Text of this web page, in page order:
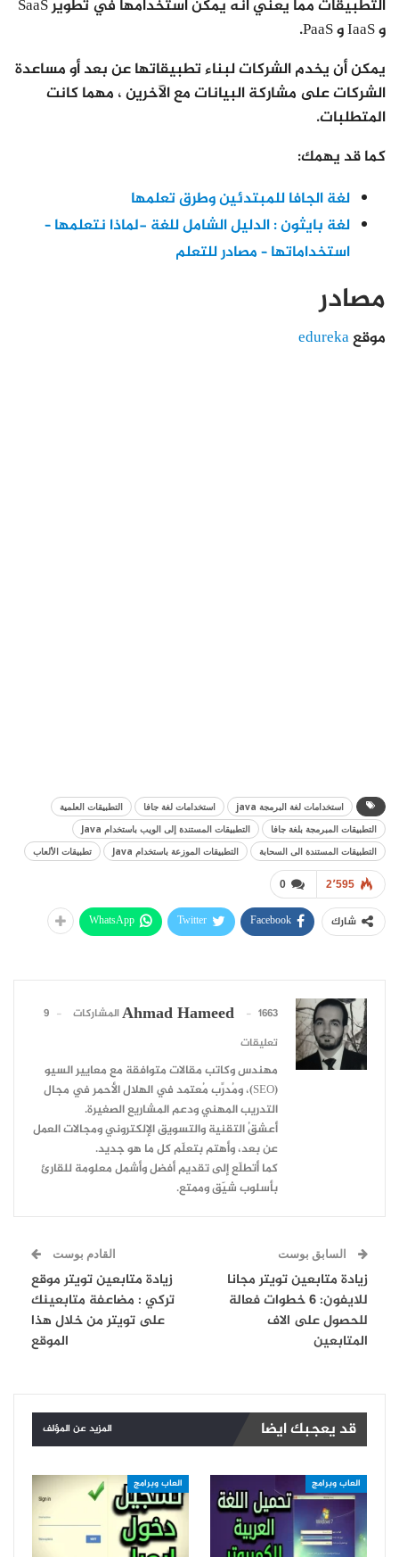
التطبيقات مما يعني أنه يمكن استخدامها في تطوير SaaS
و IaaS و PaaS.
يمكن أن يخدم الشركات لبناء تطبيقاتها عن بعد أو مساعدة
الشركات على مشاركة البيانات مع الآخرين ، مهما كانت
المتطلبات.
كما قد يهمك:
لغة الجافا للمبتدئين وطرق تعلمها
لغة بايثون : الدليل الشامل للغة -لماذا نتعلمها –
استخداماتها – مصادر للتعلم
مصادر
موقعedureka
استخدامات لغة البرمجة java استخدامات لغة جافا
التطبيقات العلمية
التطبيقات المبرمجة بلغة جافا
التطبيقات المستندة إلى الويب باستخدام Java
التطبيقات المستندة الى السحابة
التطبيقات الموزعة باستخدام Java تطبيقات الألعاب
0 2٬595
شارك Facebook
Twitter
WhatsApp
Ahmad Hameed 1663 المشاركات
9
تعليقات
مهندس وكاتب مقالات متوافقة مع معايير السيو
(SEO)، ومُدرِّب مُعتمد في الهلال الأحمر في مجال
التدريب المهني ودعم المشاريع الصغيرة.
أعشقُ التقنية والتسويق الإلكتروني ومجالات العمل
عن بعد، وأهتم بتعلّم كل ما هو جديد.
كما أتطلّع إلى تقديم أفضل وأشمل معلومة للقارئ
بأسلوب شيّق وممتع.
السابق بوست
زيادة متابعين تويتر مجانا
للايفون: 6 خطوات فعالة
للحصول على الاف
المتابعين
القادم بوست
زيادة متابعين تويتر موقع
تركي : مضاعفة متابعينك
على تويتر من خلال هذا
الموقع
قد يعجبك ايضا المزيد عن المؤلف
العاب وبرامج العاب وبرامج